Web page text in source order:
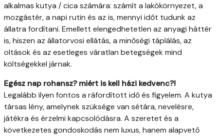
alkalmas kutya / cica számára: számít a lakókörnyezet, a
mozgástér, a napi rutin és az is, mennyi időt tudunk az
állatra fordítani. Emellett elengedhetetlen az anyagi háttér
is, hiszen az állatorvosi ellátás, a minőségi táplálás, az
oltások és az esetleges váratlan betegségek mind
költségekkel járnak.
Egész nap rohansz? miért is kell házi kedvenc?!
Legalább ilyen fontos a ráfordított idő és figyelem. A kutya
társas lény, amelynek szüksége van sétára, nevelésre,
játékra és érzelmi kapcsolódásra. A szeretet és a
következetes gondoskodás nem luxus, hanem alapvető